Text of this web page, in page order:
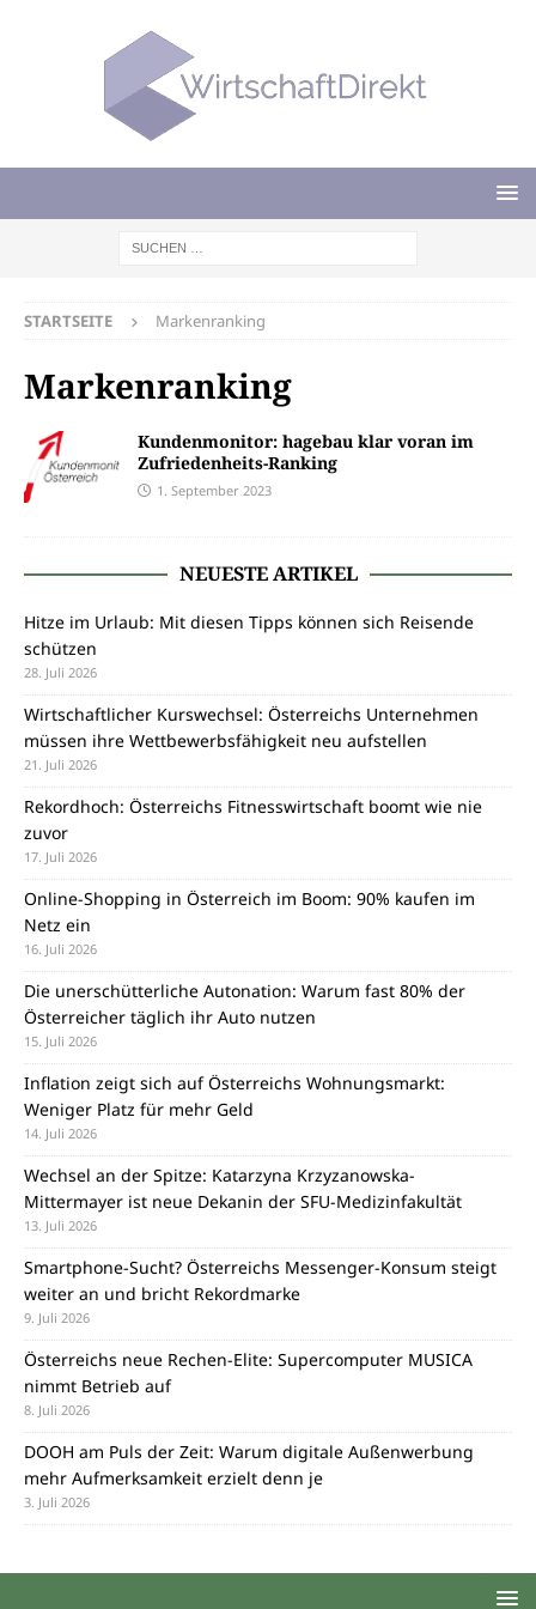
STARTSEITE Markenranking
Markenranking
Kundenmonitor: hagebau klar voran im
Zufriedenheits-Ranking
1. September 2023
NEUESTE ARTIKEL
Hitze im Urlaub: Mit diesen Tipps können sich Reisende
schützen
28. Juli 2026
Wirtschaftlicher Kurswechsel: Österreichs Unternehmen
müssen ihre Wettbewerbsfähigkeit neu aufstellen
21. Juli 2026
Rekordhoch: Österreichs Fitnesswirtschaft boomt wie nie
zuvor
17. Juli 2026
Online-Shopping in Österreich im Boom: 90% kaufen im
Netz ein
16. Juli 2026
Die unerschütterliche Autonation: Warum fast 80% der
Österreicher täglich ihr Auto nutzen
15. Juli 2026
Inflation zeigt sich auf Österreichs Wohnungsmarkt:
Weniger Platz für mehr Geld
14. Juli 2026
Wechsel an der Spitze: Katarzyna Krzyzanowska-
Mittermayer ist neue Dekanin der SFU-Medizinfakultät
13. Juli 2026
Smartphone-Sucht? Österreichs Messenger-Konsum steigt
weiter an und bricht Rekordmarke
9. Juli 2026
Österreichs neue Rechen-Elite: Supercomputer MUSICA
nimmt Betrieb auf
8. Juli 2026
DOOH am Puls der Zeit: Warum digitale Außenwerbung
mehr Aufmerksamkeit erzielt denn je
3. Juli 2026